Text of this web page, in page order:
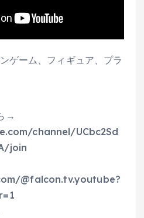
ゲーム、フィギュア、プラ
→
channel/UCbc2Sd
join
@falcon.tv.youtube?